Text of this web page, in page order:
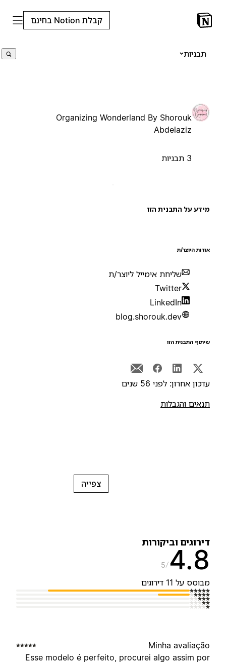
קבלת Notion בחינם
תבניות
Organizing Wonderland By Shorouk
Abdelaziz
על התבנית הזו
היוצר/ת
שליחת אימייל ליוצר/ת
Twitter
LinkedIn
blog.shorouk.dev
התבנית הזו
אחרון: לפני 56 שנים
והגבלות
צפייה
וביקורות
5
על 11 דירוגים
Minha
Esse modelo é perfeito, procurei algo assim